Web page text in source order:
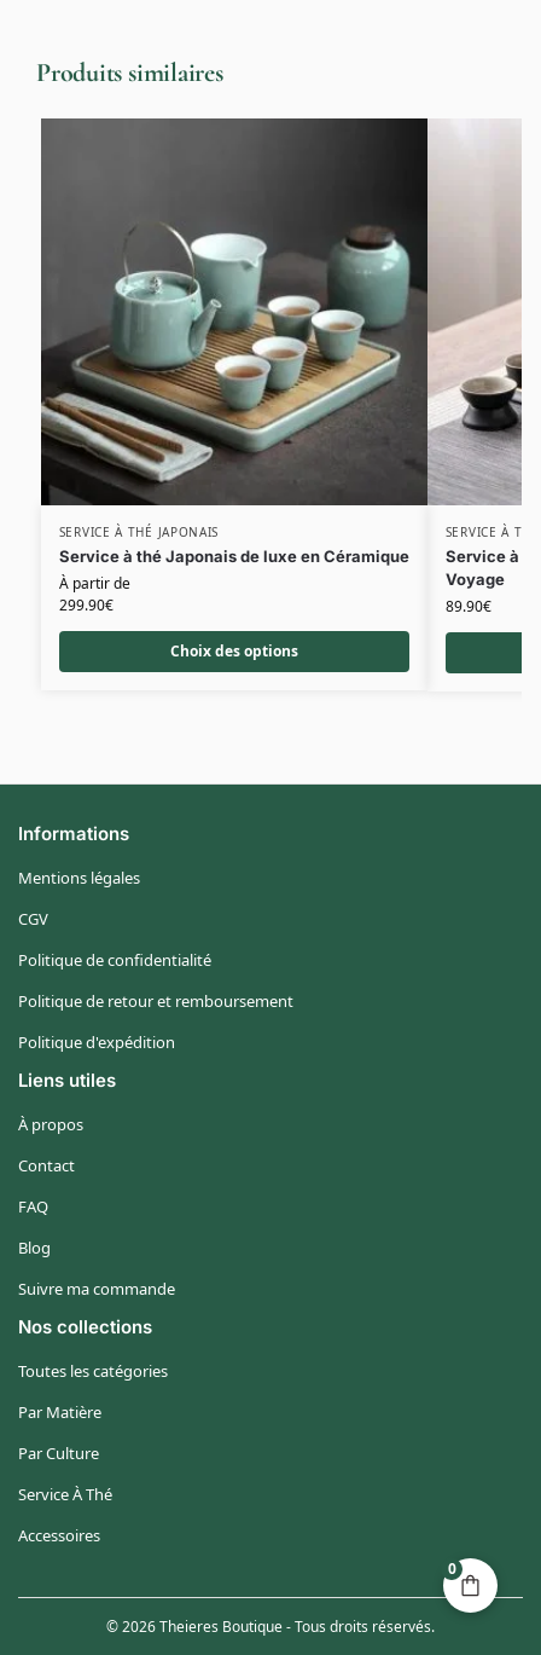
Produits similaires
SERVICE À THÉ JAPONAIS
Service à thé Japonais de luxe en Céramique
À partir de
299.90€
Choix des options
SERVICE À
Service à
Voyage
89.90€
0
Informations
Mentions légales
CGV
Politique de confidentialité
Politique de retour et remboursement
Politique d'expédition
Liens utiles
À propos
Contact
FAQ
Blog
Suivre ma commande
Nos collections
Toutes les catégories
Par Matière
Par Culture
Service À Thé
Accessoires
© 2026 Theieres Boutique - Tous droits réservés.